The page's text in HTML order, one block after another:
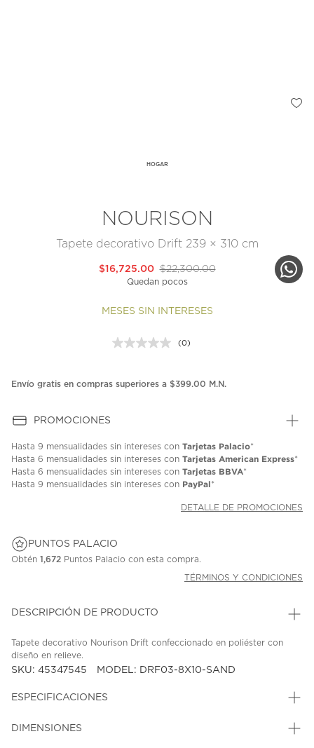
HOGAR
NOURISON
Tapete decorativo Drift 239 × 310 cm
$22,300.00
$16,725.00
Quedan pocos
MESES SIN INTERESES
Sin
en
(0)
Envío gratis en compras superiores a $399.00 M.N.
PROMOCIONES
Hasta 9 mensualidades sin intereses con Tarjetas Palacio*
Hasta 6 mensualidades sin intereses con Tarjetas American Express*
Hasta 6 mensualidades sin intereses con Tarjetas BBVA*
Hasta 9 mensualidades sin intereses con PayPal*
DETALLE DE PROMOCIONES
PUNTOS PALACIO
Obtén 1,672 Puntos Palacio con esta compra.
TÉRMINOS Y CONDICIONES
DESCRIPCIÓN DE PRODUCTO
Tapete decorativo Nourison Drift confeccionado en poliéster con
diseño en relieve.
SKU: 45347545 MODEL: DRF03-8X10-SAND
ESPECIFICACIONES
DIMENSIONES